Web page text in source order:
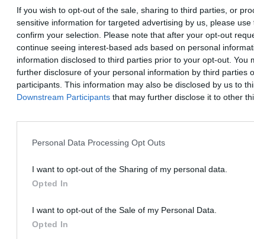
If you wish to opt-out of the sale, sharing to third parties, or
sensitive information for targeted advertising by us, please
confirm your selection. Please note that after your opt-out
continue seeing interest-based ads based on personal
information disclosed to third parties prior to your opt-out. You
further disclosure of your personal information by third parties
participants. This information may also be disclosed by us to
Downstream Participants that may further disclose it to other
Personal Data Processing Opt Outs
I want to opt-out of the Sharing of my personal data.
Opted In
I want to opt-out of the Sale of my Personal Data.
Opted In
promuovendo alleanze di filiera dalla produzione alla
prodotti e favorirne la tracciabilità. Per questo confermiamo
su tecnologia, sostenibilità, certificazione, ricerca e sulla
fondamentali per far crescere le dimensioni e la struttura delle
al comparto”.
annunciato che solleciterà il Ministero delle Imprese e del
il Tavolo nazionale della Moda, a un anno di distanza
risorse del Pnrr, condividere le buone pratiche, coordinare gli
per imprese e lavoratori del settore.
una fotografia del settore
le imprese attive (in calo di 697 unità rispetto al 2021) del
(-4041 rispetto al 2021). Inoltre, in tre anni, si è
(-15,3%) a fronte di un aumento delle società di persone
(+12,8%).